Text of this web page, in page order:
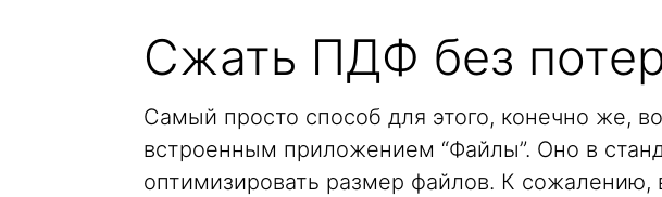
Сжать ПДФ без
Самый просто способ для этого, конечно же,
встроенным приложением “Файлы”. Оно в
оптимизировать размер файлов. К сожалению,